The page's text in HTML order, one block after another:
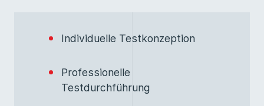
Individuelle Testkonzeption
Professionelle
Testdurchführung